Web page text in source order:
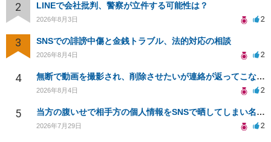
2 LINEで会社批判、警察が立件する可能性は？
2026年8月3日 2
3 SNSでの誹謗中傷と金銭トラブル、法的対応の相談
2026年8月4日 2
4 無断で動画を撮影され、削除させたいが連絡が返ってこない。
2026年8月4日 2
5 当方の腹いせで相手方の個人情報をSNSで晒してしまい名誉毀損させてしまったかもしれない
2026年7月29日 2